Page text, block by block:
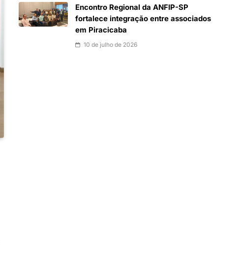
Encontro Regional da ANFIP-SP
fortalece integração entre associados
em Piracicaba
10 de julho de 2026